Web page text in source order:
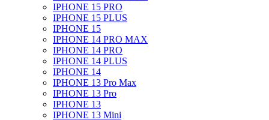
IPHONE 15 PRO
IPHONE 15 PLUS
IPHONE 15
IPHONE 14 PRO MAX
IPHONE 14 PRO
IPHONE 14 PLUS
IPHONE 14
IPHONE 13 Pro Max
IPHONE 13 Pro
IPHONE 13
IPHONE 13 Mini